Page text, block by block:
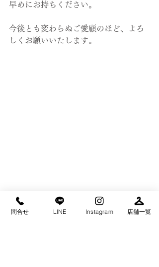
早めにお持ちください。
今後とも変わらぬご愛顧のほど、よろ
しくお願いいたします。
ちらも是非、フォローしていただける
問合せ LINE Instagram 店舗一覧